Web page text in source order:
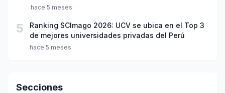
hace 5 meses
5
Ranking SCImago 2026: UCV se ubica en el Top 3
de mejores universidades privadas del Perú
hace 5 meses
Secciones